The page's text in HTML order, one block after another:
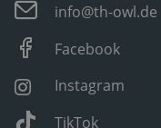
info@th-owl.de
Facebook
Instagram
TikTok